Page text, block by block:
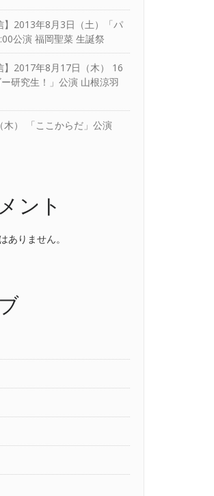
】2013年8月3日（土）「パ
公演 福岡聖菜 生誕祭
】2017年8月17日（木） 16
研究生！」公演 山根涼羽
木） 「ここからだ」公演
ント
ありません。